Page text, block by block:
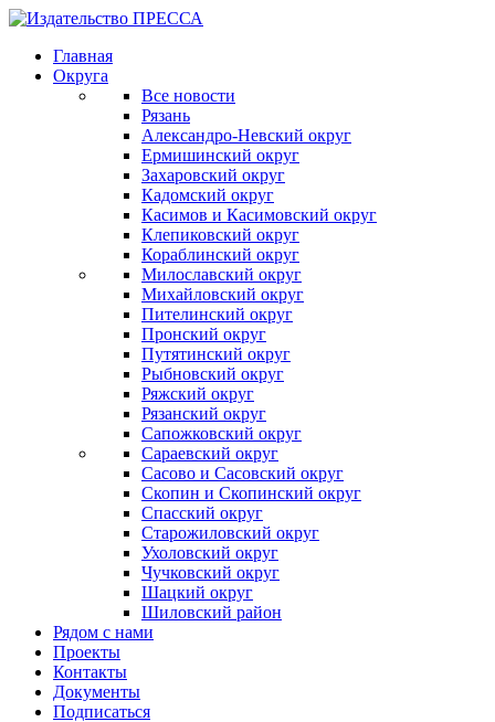
Главная
Округа
Все новости
Рязань
Александро-Невский округ
Ермишинский округ
Захаровский округ
Кадомский округ
Касимов и Касимовский округ
Клепиковский округ
Кораблинский округ
Милославский округ
Михайловский округ
Пителинский округ
Пронский округ
Путятинский округ
Рыбновский округ
Ряжский округ
Рязанский округ
Сапожковский округ
Сараевский округ
Сасово и Сасовский округ
Скопин и Скопинский округ
Спасский округ
Старожиловский округ
Ухоловский округ
Чучковский округ
Шацкий округ
Шиловский район
Рядом с нами
Проекты
Контакты
Документы
Подписаться